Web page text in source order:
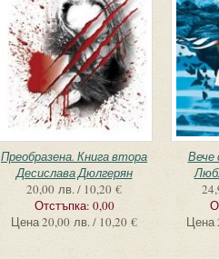
Преобразена. Книга втора
Десислава Дюлгерян
20,00 лв. / 10,20 €
Отстъпка: 0,00
Цена20,00 лв. / 10,20 €
Вече
Цена